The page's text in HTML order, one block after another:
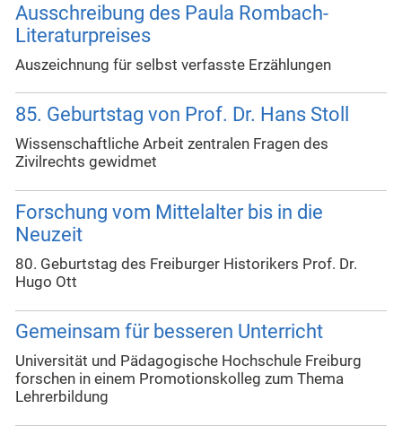
Ausschreibung des Paula Rombach-
Literaturpreises
Auszeichnung für selbst verfasste Erzählungen
85. Geburtstag von Prof. Dr. Hans Stoll
Wissenschaftliche Arbeit zentralen Fragen des
Zivilrechts gewidmet
Forschung vom Mittelalter bis in die
Neuzeit
80. Geburtstag des Freiburger Historikers Prof. Dr.
Hugo Ott
Gemeinsam für besseren Unterricht
Universität und Pädagogische Hochschule Freiburg
forschen in einem Promotionskolleg zum Thema
Lehrerbildung